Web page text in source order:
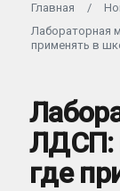
Главная /
Лабораторная
применять в
ЛДСП:
где